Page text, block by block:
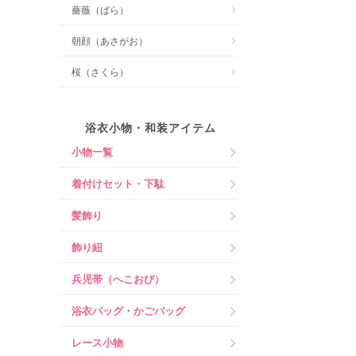
薔薇（ばら）
朝顔（あさがお）
桜（さくら）
浴衣小物・和装アイテム
小物一覧
着付けセット・下駄
髪飾り
飾り紐
兵児帯（へこおび）
浴衣バッグ・かごバッグ
レース小物